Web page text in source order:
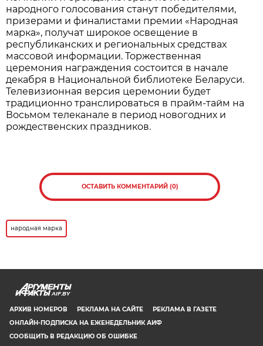
На протяжении многих лет результаты
голосования подтверждают высокий уровень
доверия белорусов к отечественным
производителям. Во многих номинациях
лидерами премии становятся товары и услуги,
произведенные в Беларуси, что свидетельствует
о конкурентоспособности локальных брендов и
их прочных позициях на рынке.
становятся претендентами на получение одного
из 30 платиновых слитков. Их обладатели будут
определены методом случайного отбора на